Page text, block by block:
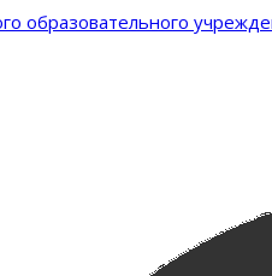
образовательного